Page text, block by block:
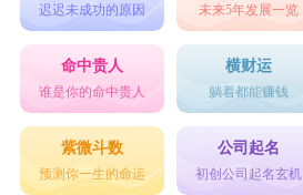
迟迟未成功的原因 未来5年发展一览
命中贵人
谁是你的命中贵人
横财运
躺着都能赚钱
紫微斗数
预测你一生的命运
公司起名
初创公司起名玄机